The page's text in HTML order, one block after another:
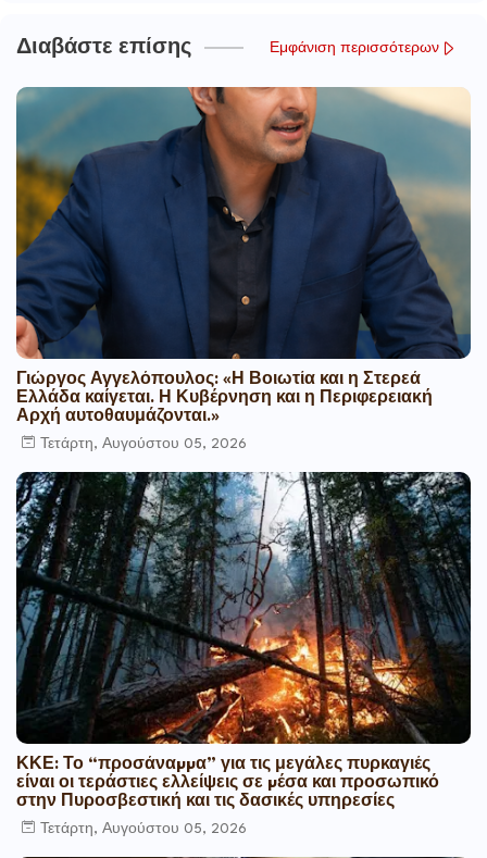
Διαβάστε επίσης Εμφάνιση περισσότερων
Γιώργος Αγγελόπουλος: «Η Βοιωτία και η Στερεά
Ελλάδα καίγεται. Η Κυβέρνηση και η Περιφερειακή
Αρχή αυτοθαυμάζονται.»
Τετάρτη, Αυγούστου 05, 2026
ΚΚΕ: Το “προσάναµµα” για τις μεγάλες πυρκαγιές
είναι οι τεράστιες ελλείψεις σε µέσα και προσωπικό
στην Πυροσβεστική και τις δασικές υπηρεσίες
Τετάρτη, Αυγούστου 05, 2026